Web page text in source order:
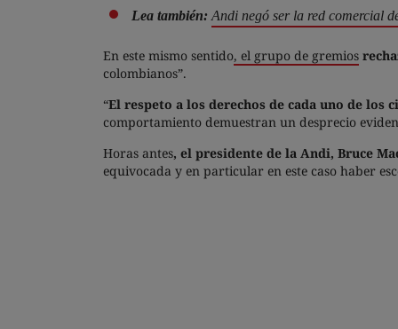
Lea también: Andi negó ser la red comercial
En este mismo sentido, el grupo de gremios
colombianos”.
“El respeto a los derechos de cada uno de los
comportamiento demuestran un desprecio
Horas antes, el presidente de la Andi, Bruce
equivocada y en particular en este caso haber